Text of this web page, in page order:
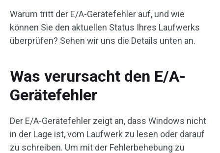
Warum tritt der E/A-Gerätefehler auf, und wie
können Sie den aktuellen Status Ihres Laufwerks
überprüfen? Sehen wir uns die Details unten an.
Was verursacht den E/A-
Gerätefehler
Der E/A-Gerätefehler zeigt an, dass Windows nicht
in der Lage ist, vom Laufwerk zu lesen oder darauf
zu schreiben. Um mit der Fehlerbehebung zu